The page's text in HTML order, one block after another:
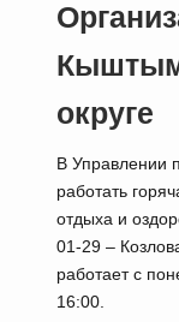
округе
В Управлении
работать
отдыха и
01-29 –
работает с
16:00.